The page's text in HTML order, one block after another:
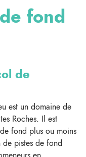
fond
de
est un domaine de
Roches. Il est
fond plus ou moins
pistes de fond